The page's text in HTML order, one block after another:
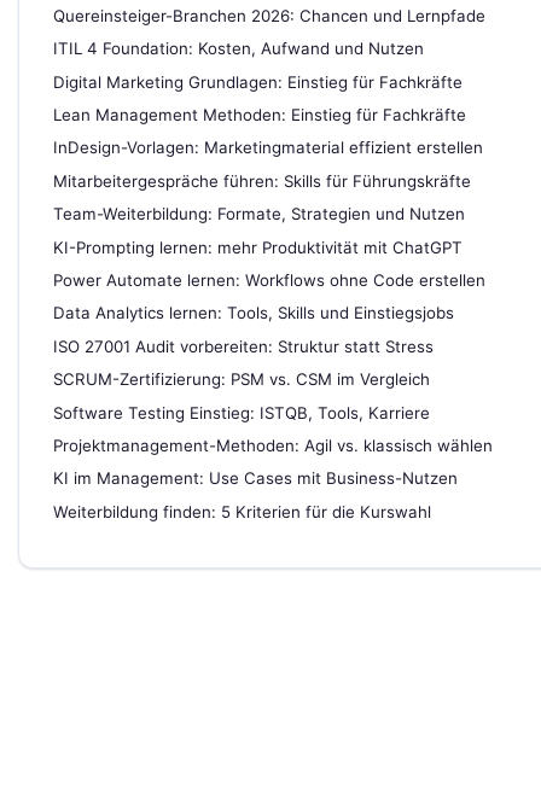
Quereinsteiger-Branchen 2026: Chancen und Lernpfade
ITIL 4 Foundation: Kosten, Aufwand und Nutzen
Digital Marketing Grundlagen: Einstieg für Fachkräfte
Lean Management Methoden: Einstieg für Fachkräfte
InDesign-Vorlagen: Marketingmaterial effizient erstellen
Mitarbeitergespräche führen: Skills für Führungskräfte
Team-Weiterbildung: Formate, Strategien und Nutzen
KI-Prompting lernen: mehr Produktivität mit ChatGPT
Power Automate lernen: Workflows ohne Code erstellen
Data Analytics lernen: Tools, Skills und Einstiegsjobs
ISO 27001 Audit vorbereiten: Struktur statt Stress
SCRUM-Zertifizierung: PSM vs. CSM im Vergleich
Software Testing Einstieg: ISTQB, Tools, Karriere
Projektmanagement-Methoden: Agil vs. klassisch wählen
KI im Management: Use Cases mit Business-Nutzen
Weiterbildung finden: 5 Kriterien für die Kurswahl